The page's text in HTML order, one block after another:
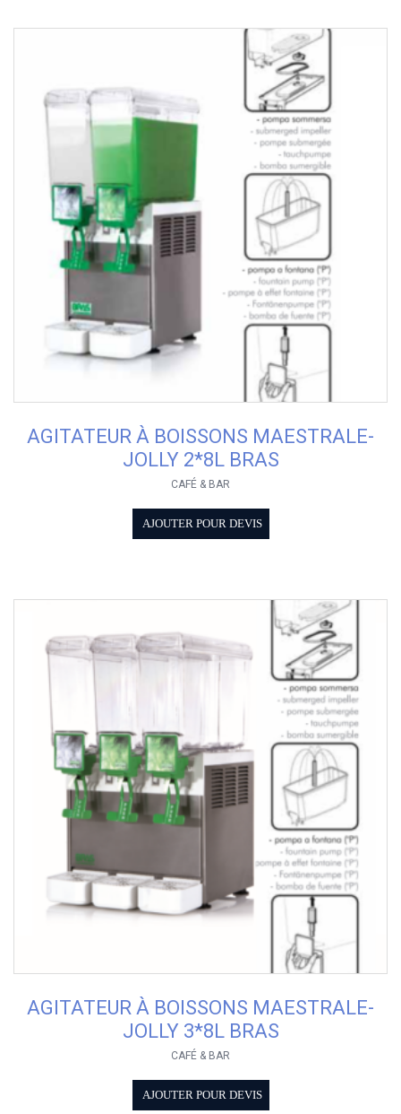
AGITATEUR À BOISSONS MAESTRALE-
JOLLY 2*8L BRAS
CAFÉ & BAR
AJOUTER POUR DEVIS
AGITATEUR À BOISSONS MAESTRALE-
JOLLY 3*8L BRAS
CAFÉ & BAR
AJOUTER POUR DEVIS